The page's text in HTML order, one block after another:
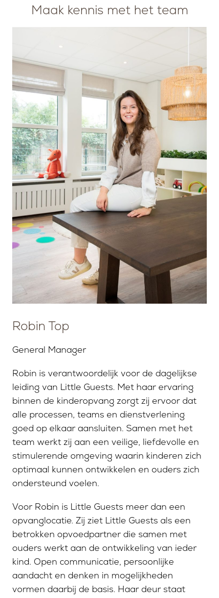
Maak kennis met het team
Robin Top
General Manager
Robin is verantwoordelijk voor de dagelijkse
leiding van Little Guests. Met haar ervaring
binnen de kinderopvang zorgt zij ervoor dat
alle processen, teams en dienstverlening
goed op elkaar aansluiten. Samen met het
team werkt zij aan een veilige, liefdevolle en
stimulerende omgeving waarin kinderen zich
optimaal kunnen ontwikkelen en ouders zich
ondersteund voelen.
Voor Robin is Little Guests meer dan een
opvanglocatie. Zij ziet Little Guests als een
betrokken opvoedpartner die samen met
ouders werkt aan de ontwikkeling van ieder
kind. Open communicatie, persoonlijke
aandacht en denken in mogelijkheden
vormen daarbij de basis. Haar deur staat